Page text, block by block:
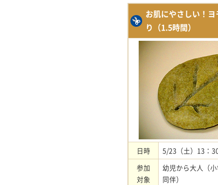
お肌にやさしい！
り（1.5時間）
日時
5/23（土）13：
参加
対象
幼児から大人（
同伴）